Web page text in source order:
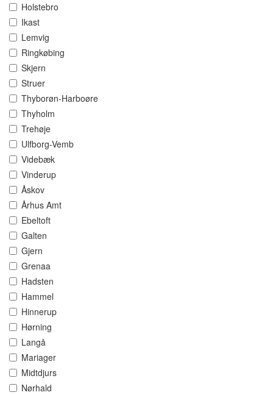
Holstebro
Ikast
Lemvig
Ringkøbing
Skjern
Struer
Thyborøn-Harboøre
Thyholm
Trehøje
Ulfborg-Vemb
Videbæk
Vinderup
Åskov
Århus Amt
Ebeltoft
Galten
Gjern
Grenaa
Hadsten
Hammel
Hinnerup
Hørning
Langå
Mariager
Midtdjurs
Nørhald